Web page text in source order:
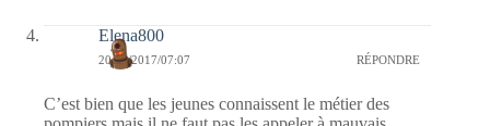
Elena800
20/09/2017/07:07 RÉPONDRE
C’est bien que les jeunes connaissent le métier des